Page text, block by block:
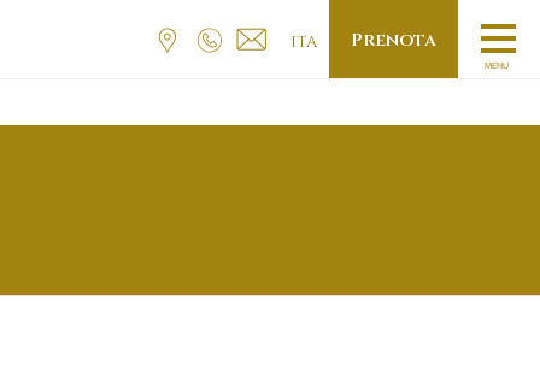
ITA Prenota
MENU